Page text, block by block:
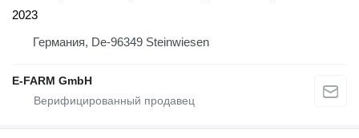
2023
Германия, De-96349 Steinwiesen
E-FARM GmbH